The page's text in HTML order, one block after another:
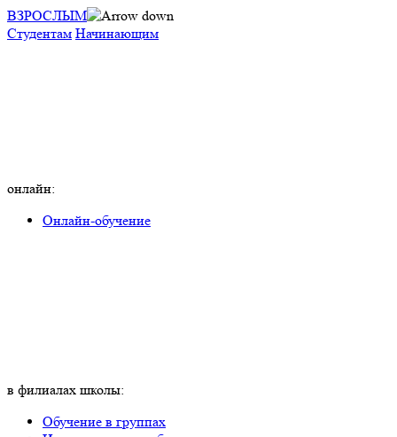
ВЗРОСЛЫМ
Студентам Начинающим
онлайн:
Онлайн-обучение
в филиалах школы:
Обучение в группах